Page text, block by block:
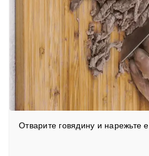
Отварите говядину и нарежьте